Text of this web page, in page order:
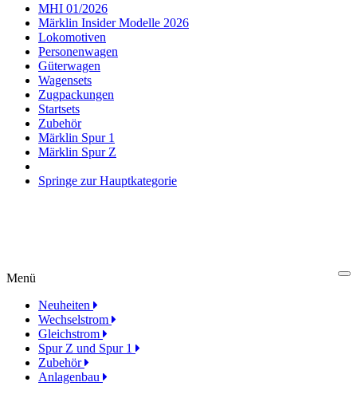
MHI 01/2026
Märklin Insider Modelle 2026
Lokomotiven
Personenwagen
Güterwagen
Wagensets
Zugpackungen
Startsets
Zubehör
Märklin Spur 1
Märklin Spur Z
Springe zur Hauptkategorie
Menü
Neuheiten
Wechselstrom
Gleichstrom
Spur Z und Spur 1
Zubehör
Anlagenbau